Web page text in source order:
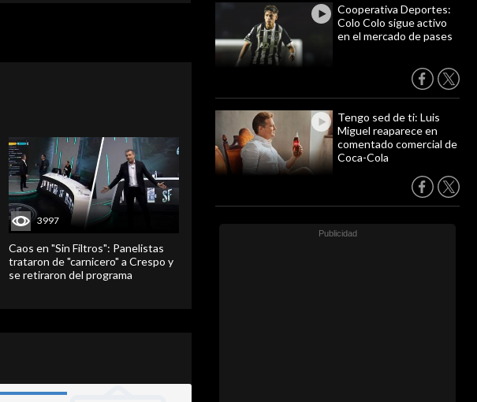
Cooperativa Deportes:
Colo Colo sigue activo
en el mercado de pases
Tengo sed de ti: Luis
Miguel reaparece en
comentado comercial de
Coca-Cola
3997
Caos en "Sin Filtros": Panelistas
trataron de "carnicero" a Crespo y
se retiraron del programa